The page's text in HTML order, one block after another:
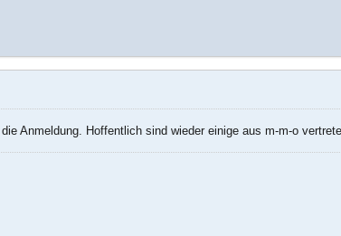
Anmeldung. Hoffentlich sind wieder einige aus m-m-o